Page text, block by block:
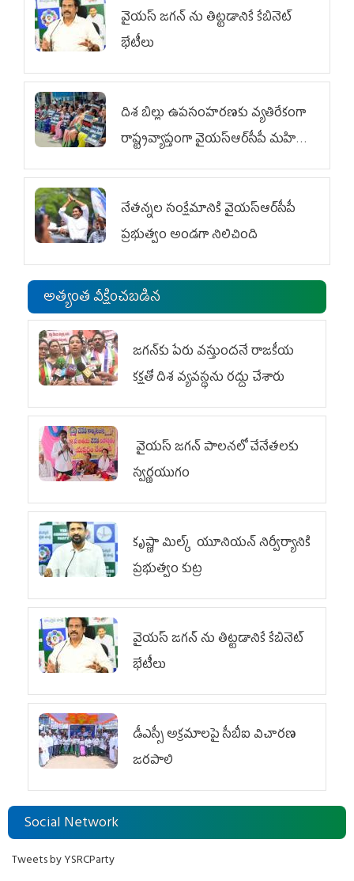
వైయ‌స్ జగన్‌ ను తిట్టడానికే కేబినెట్‌
భేటీలు
దిశ బిల్లు ఉపసంహరణకు వ్యతిరేకంగా
రాష్ట్రవ్యాప్తంగా వైయ‌స్ఆర్‌సీపీ మహిళా
విభాగం ఆందోళనలు
నేతన్నల సంక్షేమానికి వైయ‌స్ఆర్‌సీపీ
ప్రభుత్వం అండగా నిలిచింది
అత్యంత వీక్షించబడిన
జగన్‌కు పేరు వస్తుందనే రాజకీయ
కక్షతో దిశ వ్య‌వ‌స్థ‌ను రద్దు చేశారు
వైయ‌స్ జగన్ పాలనలో చేనేతలకు
స్వర్ణయుగం
కృష్ణా మిల్క్‌ యూనియన్‌ నిర్వీర్యానికి
ప్రభుత్వం కుట్ర
వైయ‌స్ జగన్‌ ను తిట్టడానికే కేబినెట్‌
భేటీలు
డీఎస్సీ అక్రమాలపై సీబీఐ విచారణ
జరపాలి
Social Network
Tweets by YSRCParty